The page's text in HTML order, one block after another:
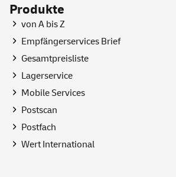
Produkte
von A bis Z
Empfängerservices Brief
Gesamtpreisliste
Lagerservice
MobileServices
Postscan
Postfach
Wert International